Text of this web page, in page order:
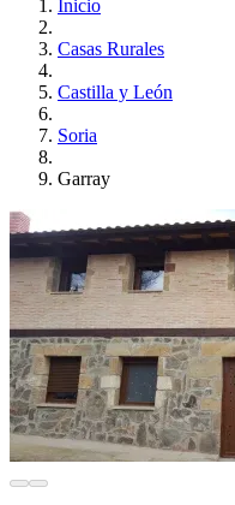
Inicio
Casas Rurales
Castilla y León
Soria
Garray